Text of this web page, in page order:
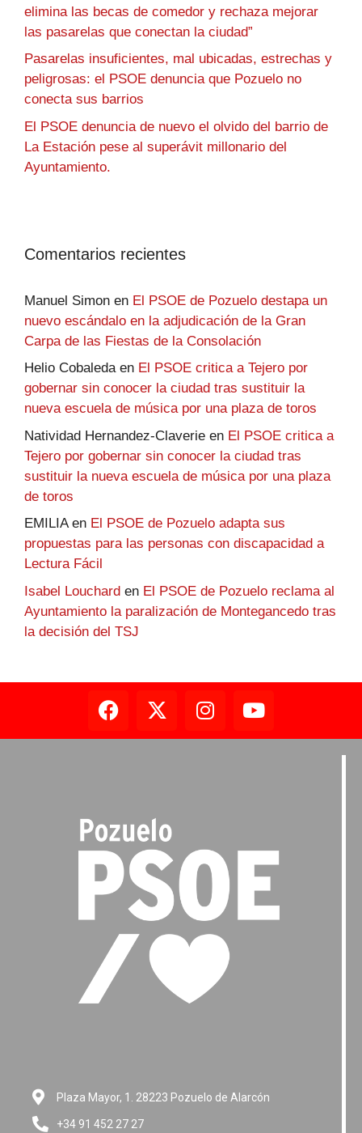
elimina las becas de comedor y rechaza mejorar
las pasarelas que conectan la ciudad”
Pasarelas insuficientes, mal ubicadas, estrechas y
peligrosas: el PSOE denuncia que Pozuelo no
conecta sus barrios
El PSOE denuncia de nuevo el olvido del barrio de
La Estación pese al superávit millonario del
Ayuntamiento.
Comentarios recientes
Manuel Simon en El PSOE de Pozuelo destapa un
nuevo escándalo en la adjudicación de la Gran
Carpa de las Fiestas de la Consolación
Helio Cobaledaen El PSOE critica a Tejero por
gobernar sin conocer la ciudad tras sustituir la
nueva escuela de música por una plaza de toros
Natividad Hernandez-Claverie en El PSOE critica a
Tejero por gobernar sin conocer la ciudad tras
sustituir la nueva escuela de música por una plaza
de toros
EMILIAen El PSOE de Pozuelo adapta sus
propuestas para las personas con discapacidad a
Lectura Fácil
Isabel Louchard en El PSOE de Pozuelo reclama al
Ayuntamiento la paralización de Montegancedo tras
la decisión del TSJ
Plaza Mayor, 1. 28223 Pozuelo de Alarcón
+34 91 452 27 27